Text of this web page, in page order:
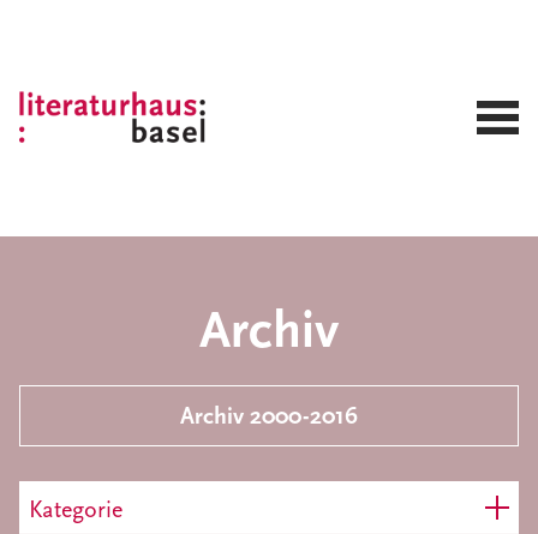
Archiv
Archiv 2000-2016
Kategorie